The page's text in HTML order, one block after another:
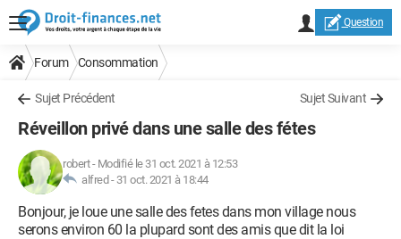
Question
Forum Consommation
Sujet Précédent Sujet Suivant
Réveillon privé dans une salle des fétes
robert- Modifié le 31 oct. 2021 à 12:53
alfred - 31 oct. 2021 à 18:44
Bonjour, je loue une salle des fetes dans mon village nous
serons environ 60 la plupard sont des amis que dit la loi